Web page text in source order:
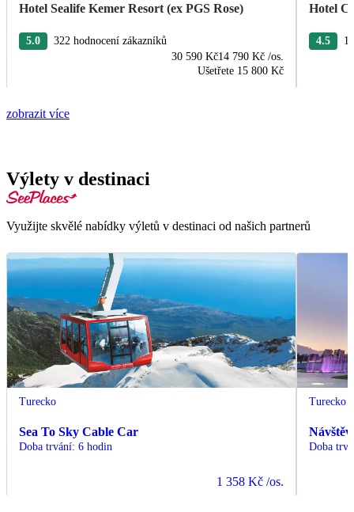
Hotel Sealife Kemer Resort (ex PGS Rose)
5.0
322 hodnocení zákazníků
30 590 Kč14 790 Kč /os.
Ušetřete 15 800 Kč
Hotel
4.5
zobrazit více
Výlety v destinaci
Využijte skvělé nabídky výletů v destinaci od našich partnerů
Turecko
Sea To Sky Cable Car
Doba trvání: 6 hodin
1 358 Kč /os.
Turecko
Doba